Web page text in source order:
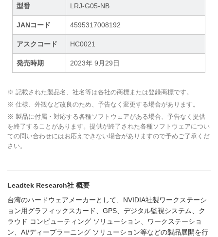
型番 LRJ-G05-NB
JANコード 4595317008192
アスクコード HC0021
発売時期 2023年 9月29日
※ 記載された製品名、社名等は各社の商標または登録商標です。
※ 仕様、外観など改良のため、予告なく変更する場合があります。
※ 製品に付属・対応する各種ソフトウェアがある場合、予告なく提供
を終了することがあります。提供が終了された各種ソフトウェアについ
ての問い合わせにはお応えできない場合がありますので予めご了承くだ
さい。
Leadtek Research社 概要
台湾のハードウェアメーカーとして、NVIDIA社製ワークステーシ
ョン用グラフィックスカード、GPS、デジタル監視システム、ク
ラウド コンピューティング ソリューション、ワークステーショ
ン、AI/ディープラーニング ソリューション等などの製品展開を行